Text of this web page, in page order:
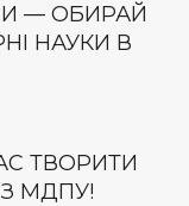
— ОБИРАЙ
НАУКИ В
ТВОРИТИ
МДПУ!